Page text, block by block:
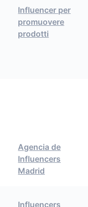
Influencer per
promuovere
prodotti
Agencia de
Influencers
Madrid
Influencers